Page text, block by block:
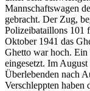
Mannschaftswagen
gebracht. Der Zug,
Polizeibataillons 101
Oktober 1941 das
Ghetto war hoch.
eingesetzt. Im
Überlebenden nach
Verschleppten haben